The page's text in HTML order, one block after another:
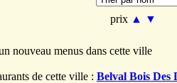
prix ▲ ▼
nouveau menus dans cette ville
de cette ville : Belval Bois Des